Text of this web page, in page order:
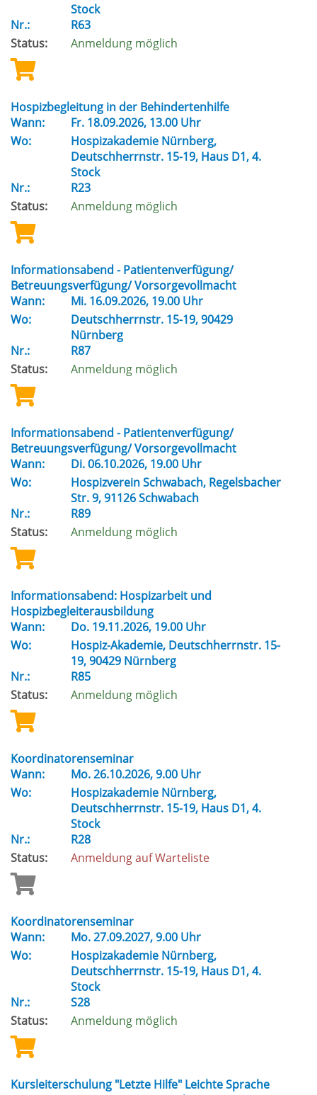
Stock
Nr.:
R63
Status:
Anmeldung möglich
Hospizbegleitung in der Behindertenhilfe
Wann:
Fr. 18.09.2026, 13.00 Uhr
Wo:
Hospizakademie Nürnberg,
Deutschherrnstr. 15-19, Haus D1, 4.
Stock
Nr.:
R23
Status:
Anmeldung möglich
Informationsabend - Patientenverfügung/
Betreuungsverfügung/ Vorsorgevollmacht
Wann:
Mi. 16.09.2026, 19.00 Uhr
Wo:
Deutschherrnstr. 15-19, 90429
Nürnberg
Nr.:
R87
Status:
Anmeldung möglich
Informationsabend - Patientenverfügung/
Betreuungsverfügung/ Vorsorgevollmacht
Wann:
Di.06.10.2026, 19.00 Uhr
Wo:
Hospizverein Schwabach, Regelsbacher
Str. 9, 91126 Schwabach
Nr.:
R89
Status:
Anmeldung möglich
Informationsabend: Hospizarbeit und
Hospizbegleiterausbildung
Wann:
Do. 19.11.2026, 19.00 Uhr
Wo:
Hospiz-Akademie, Deutschherrnstr. 15-
19, 90429 Nürnberg
Nr.:
R85
Status:
Anmeldung möglich
Koordinatorenseminar
Wann:
Mo.26.10.2026, 9.00 Uhr
Wo:
Hospizakademie Nürnberg,
Deutschherrnstr. 15-19, Haus D1, 4.
Stock
Nr.:
R28
Status:
Anmeldung auf Warteliste
Koordinatorenseminar
Wann:
Mo.27.09.2027, 9.00 Uhr
Wo:
Hospizakademie Nürnberg,
Deutschherrnstr. 15-19, Haus D1, 4.
Stock
Nr.:
S28
Status:
Anmeldung möglich
Kursleiterschulung "Letzte Hilfe" Leichte Sprache